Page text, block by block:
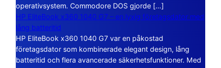
operativsystem. Commodore DOS gjorde […]
HP EliteBook x360 1040 G7 – en lyxig företagsdator med
lång batteritid
HP EliteBook x360 1040 G7 var en påkostad
företagsdator som kombinerade elegant design, lång
batteritid och flera avancerade säkerhetsfunktioner. Med